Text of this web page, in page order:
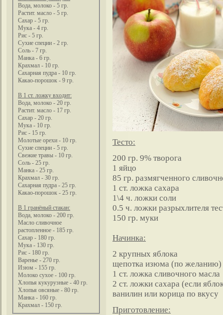
Вода, молоко - 5 гр.
Растит. масло - 5 гр.
Сахар - 5 гр.
Мука - 4 гр.
Рис - 5 гр.
Сухие специи - 2 гр.
Соль - 7 гр.
Манка - 6 гр.
Крахмал - 10 гр.
Сахарная пудра - 10 гр.
Какао-порошок - 9 гр.
В 1 ст. ложку входит:
Вода, молоко - 20 гр.
Растит. масло - 17 гр.
Сахар - 20 гр.
Мука - 10 гр.
Рис - 15 гр.
Молотые орехи - 10 гр.
Сухие специи - 5 гр.
Свежие травы - 10 гр.
Соль - 25 гр.
Манка - 25 гр.
Крахмал - 30 гр.
Сахарная пудра - 25 гр.
Какао-порошок - 25 гр.
В 1 гранёный стакан:
Вода, молоко - 200 гр.
Масло сливочное
растопленное - 185 гр.
Сахар - 180 гр.
Мука - 130 гр.
Рис - 180 гр.
Варенье - 270 гр.
Изюм - 155 гр.
Молоко сухое - 100 гр.
Хлопья кукурузные - 40 гр.
Хлопья овсяные - 80 гр.
Манка - 160 гр.
Крахмал - 150 гр.
Тесто:
200 гр. 9% творога
1 яйцо
85 гр. размягченного
1 ст. ложка сахара
1\4 ч. ложки соли
0.5 ч. ложки разрыхлителя
150 гр. муки
Начинка:
2 крупных яблока
щепотка изюма (по желанию)
1 ст. ложка сливочного масла
2 ст. ложки сахара (если
ванилин или корица по вкусу
Приготовление: